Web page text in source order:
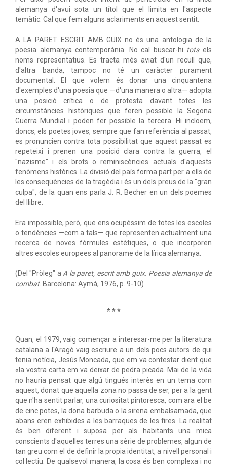
alemanya d'avui sota un títol que el limita en l'aspecte
temàtic. Cal que fem alguns aclariments en aquest sentit.
A LA PARET ESCRIT AMB GUIX no és una antologia de la
poesia alemanya contemporània. No cal buscar-hi totsels
noms representatius. Es tracta més aviat d'un recull que,
d'altra banda, tampoc no té un caràcter purament
documental. El que volem és donar una cinquantena
d'exemples d'una poesia que —d'una manera o altra— adopta
una posició crítica o de protesta davant totes les
circumstàncies històriques que feren possible la Segona
Guerra Mundial i poden fer possible la tercera. Hi incloem,
doncs, els poetes joves, sempre que fan referència al passat,
es pronuncien contra tota possibilitat que aquest passat es
repeteixi i prenen una posició clara contra la guerra, el
"nazisme" i els brots o reminiscències actuals d'aquests
fenòmens històrics. La divisió del país forma part per a ells de
les conseqüències de la tragèdia i és un dels preus de la "gran
culpa", de la quan ens parla J. R. Becher en un dels poemes
del llibre.
Era impossible, però, que ens ocupéssim de totes les escoles
o tendències —com a tals— que representen actualment una
recerca de noves fórmules estètiques, o que incorporen
altres escoles europees al panorame de la lírica alemanya.
(Del "Pròleg" a A la paret, escrit amb guix. Poesia alemanya de
combat. Barcelona: Aymà, 1976, p. 9-10)
* * *
Quan, el 1979, vaig començar a interesar-me per la literatura
catalana a l'Aragó vaig escriure a un dels pocs autors de qui
tenia notícia, Jesús Moncada, que em va contestar dient que
«la vostra carta em va deixar de pedra picada. Mai de la vida
no hauria pensat que algú tingués interès en un tema corn
aquest, donat que aquella zona no passa de ser, per a la gent
que n'ha sentit parlar, una curiositat pintoresca, com ara el be
de cinc potes, la dona barbuda o la sirena embalsamada, que
abans eren exhibides a les barraques de les fires. La realitat
és ben diferent i suposa per als habitants una mica
conscients d'aquelles terres una sèrie de problemes, algun de
tan greu com el de definir la propia identitat, a nivell personal i
col·lectiu. De qualsevol manera, la cosa és ben complexa i no